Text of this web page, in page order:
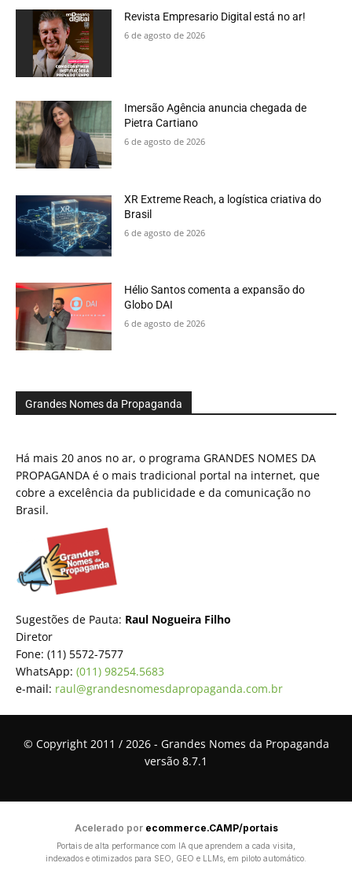
Revista Empresario Digital está no ar!
6 de agosto de 2026
Imersão Agência anuncia chegada de
Pietra Cartiano
6 de agosto de 2026
XR Extreme Reach, a logística criativa do
Brasil
6 de agosto de 2026
Hélio Santos comenta a expansão do
Globo DAI
6 de agosto de 2026
Grandes Nomes da Propaganda
Há mais 20 anos no ar, o programa GRANDES NOMES DA
PROPAGANDA é o mais tradicional portal na internet, que
cobre a excelência da publicidade e da comunicação no
Brasil.
Sugestões de Pauta: Raul Nogueira Filho
Diretor
Fone: (11) 5572-7577
WhatsApp: (011) 98254.5683
e-mail: raul@grandesnomesdapropaganda.com.br
© Copyright 2011 / 2026 - Grandes Nomes da Propaganda
versão 8.7.1
Acelerado por ecommerce.CAMP/portais
Portais de alta performance com IA que aprendem a cada visita,
indexados e otimizados para SEO, GEO e LLMs, em piloto automático.